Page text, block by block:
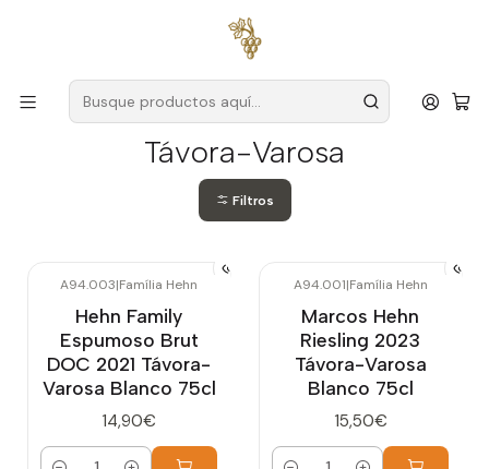
para pedidos superiores a
Productores Távora-Varosa
Távora-Varosa
Filtros
A94.003|Família Hehn
Hehn Family
Espumoso Brut
DOC 2021 Távora-
Varosa Blanco 75cl
14,90€
A94.001|Família Hehn
Marcos Hehn
Riesling 2023
Távora-Varosa
Blanco 75cl
15,50€